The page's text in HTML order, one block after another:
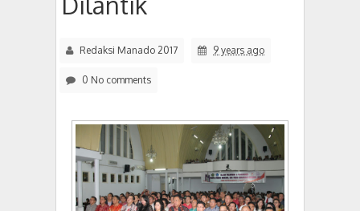
Redaksi Manado 2017 9 years ago
0 No comments